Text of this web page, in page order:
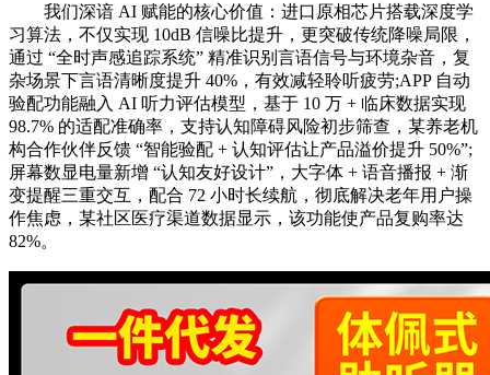
我们深谙 AI 赋能的核心价值：进口原相芯片搭载深度学
习算法，不仅实现 10dB 信噪比提升，更突破传统降噪局限，
通过 “全时声感追踪系统” 精准识别言语信号与环境杂音，复
杂场景下言语清晰度提升 40%，有效减轻聆听疲劳;APP 自动
验配功能融入 AI 听力评估模型，基于 10 万 + 临床数据实现
98.7% 的适配准确率，支持认知障碍风险初步筛查，某养老机
构合作伙伴反馈 “智能验配 + 认知评估让产品溢价提升 50%”;
屏幕数显电量新增 “认知友好设计”，大字体 + 语音播报 + 渐
变提醒三重交互，配合 72 小时长续航，彻底解决老年用户操
作焦虑，某社区医疗渠道数据显示，该功能使产品复购率达
82%。